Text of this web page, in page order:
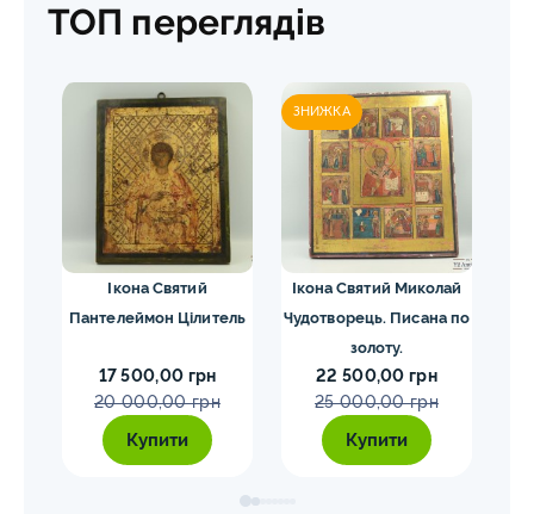
ТОП переглядів
Ікона Святий
Пантелеймон Цілитель
17 500,00 грн
20 000,00 грн
Купити
ЗНИЖКА
Ікона Святий Миколай
Чудотворець. Писана по
золоту.
22 500,00 грн
25 000,00 грн
Купити